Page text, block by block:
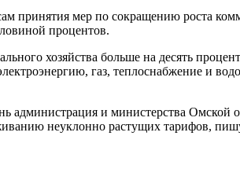
принятия мер по сокращению роста
процентов.
хозяйства больше на десять
газ, теплоснабжение и
администрация и министерства Омской
неуклонно растущих тарифов,